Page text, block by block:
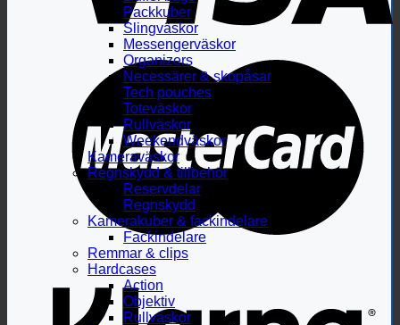
Packkuber
Slingväskor
Messengerväskor
Organizers
Necessärer & skopåsar
Tech pouches
Toteväskor
Rullväskor
Weekendväskor
Kameraväskor
Regnskydd & tillbehör
Reservdelar
Regnskydd
Kamerakuber & fackindelare
Fackindelare
Remmar & clips
Hardcases
Action
Objektiv
Rullväskor